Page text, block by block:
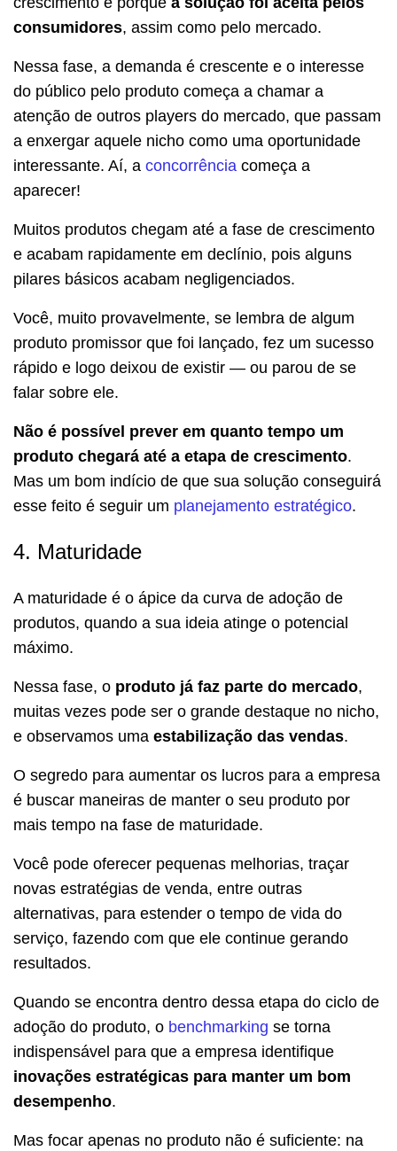
consumidores, assim como pelo mercado.
Nessa fase, a demanda é crescente e o interesse
do público pelo produto começa a chamar a
atenção de outros players do mercado, que passam
a enxergar aquele nicho como uma oportunidade
interessante. Aí, a concorrência começa a
aparecer!
Muitos produtos chegam até a fase de crescimento
e acabam rapidamente em declínio, pois alguns
pilares básicos acabam negligenciados.
Você, muito provavelmente, se lembra de algum
produto promissor que foi lançado, fez um sucesso
rápido e logo deixou de existir — ou parou de se
falar sobre ele.
Não é possível prever em quanto tempo um
produto chegará até a etapa de crescimento.
Mas um bom indício de que sua solução conseguirá
esse feito é seguir um planejamento estratégico.
4. Maturidade
A maturidade é o ápice da curva de adoção de
produtos, quando a sua ideia atinge o potencial
máximo.
Nessa fase, o produto já faz parte do mercado,
muitas vezes pode ser o grande destaque no nicho,
e observamos uma estabilização das vendas.
O segredo para aumentar os lucros para a empresa
é buscar maneiras de manter o seu produto por
mais tempo na fase de maturidade.
Você pode oferecer pequenas melhorias, traçar
novas estratégias de venda, entre outras
alternativas, para estender o tempo de vida do
serviço, fazendo com que ele continue gerando
resultados.
Quando se encontra dentro dessa etapa do ciclo de
adoção do produto, o benchmarking se torna
indispensável para que a empresa identifique
inovações estratégicas para manter um bom
desempenho.
Mas focar apenas no produto não é suficiente: na